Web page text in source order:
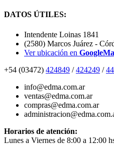
DATOS ÚTILES:
Intendente Loinas 1841
(2580) Marcos Juárez -
Ver ubicación en
+54 (03472) 424849 /424249 /
info@edma.com.ar
ventas@edma.com.ar
compras@edma.com.ar
Horarios de atención:
Lunes a Viernes de 8:00 a 12:00